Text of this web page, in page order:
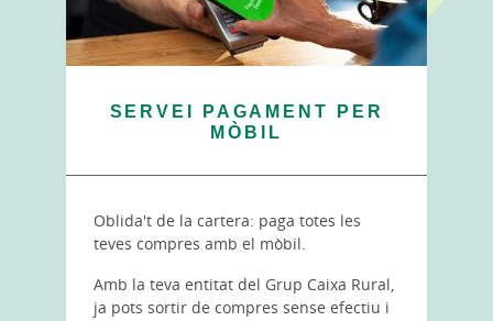
SERVEI PAGAMENT PER
MÒBIL
Oblida't de la cartera: paga totes les
teves compres amb el mòbil.
Amb la teva entitat del Grup Caixa Rural,
ja pots sortir de compres sense efectiu i